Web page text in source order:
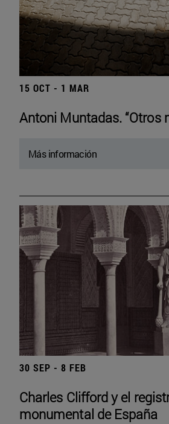
15 OCT - 1 MAR
Antoni Muntadas. “Otros
Más información
30 SEP - 8 FEB
Charles Clifford y el
monumental de España